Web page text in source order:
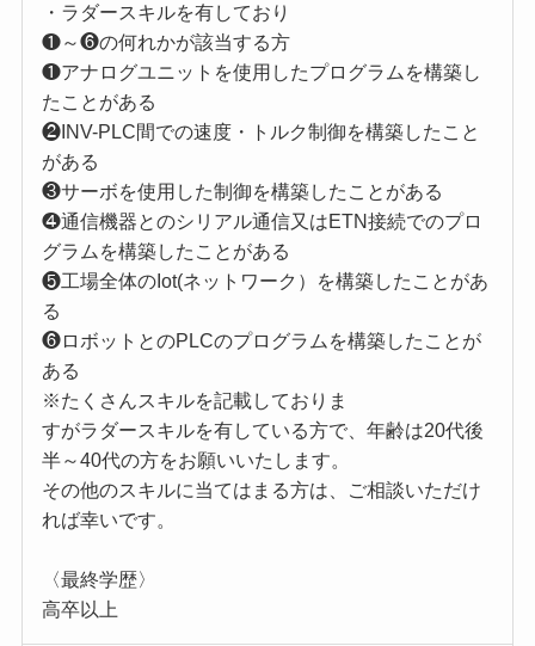
・ラダースキルを有しており
❶～❻の何れかが該当する方
❶アナログユニットを使用したプログラムを構築し
たことがある
❷INV-PLC間での速度・トルク制御を構築したこと
がある
❸サーボを使用した制御を構築したことがある
❹通信機器とのシリアル通信又はETN接続でのプロ
グラムを構築したことがある
❺工場全体のIot(ネットワーク）を構築したことがあ
る
❻ロボットとのPLCのプログラムを構築したことが
ある
※たくさんスキルを記載しておりま
すがラダースキルを有している方で、年齢は20代後
半～40代の方をお願いいたします。
その他のスキルに当てはまる方は、ご相談いただけ
れば幸いです。
〈最終学歴〉
高卒以上